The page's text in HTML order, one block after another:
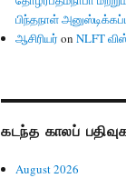
பிந்தநாள்
ஆசிரியர் onNLFT
கடந்த காலப்
August 2026